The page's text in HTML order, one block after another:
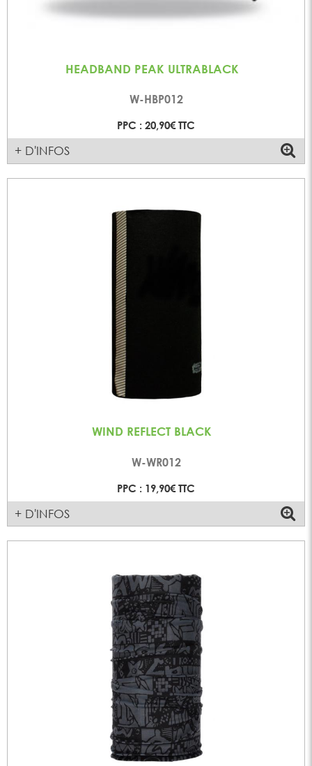
HEADBAND PEAK ULTRABLACK
W-HBP012
PPC : 20,90€ TTC
+ D'INFOS
WIND REFLECT BLACK
W-WR012
PPC : 19,90€ TTC
+ D'INFOS